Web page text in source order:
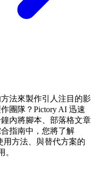
法來製作引人注目的影
團隊？Pictory AI 迅速
內將腳本、部落格文章
指南中，您將了解
用方法、與替代方案的
。